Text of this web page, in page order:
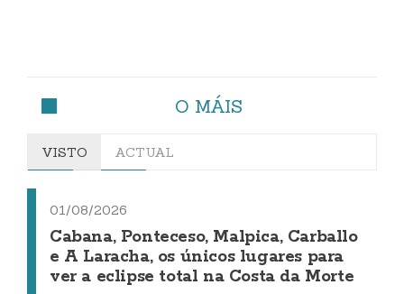
O MÁIS
VISTO ACTUAL
01/08/2026
Cabana, Ponteceso, Malpica, Carballo
e A Laracha, os únicos lugares para
ver a eclipse total na Costa da Morte